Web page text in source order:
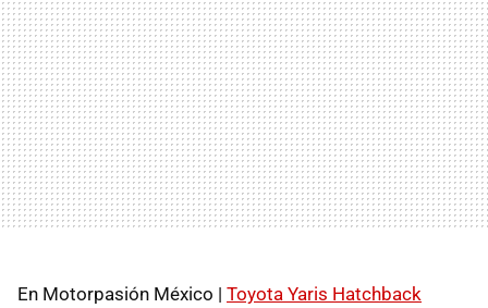
En Motorpasión México | Toyota Yaris Hatchback